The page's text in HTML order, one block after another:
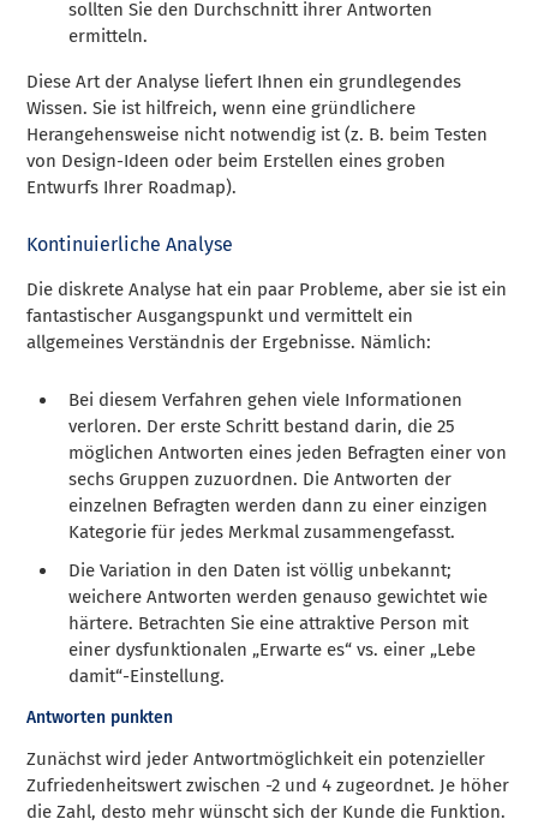
sollten Sie den Durchschnitt ihrer Antworten
ermitteln.
Diese Art der Analyse liefert Ihnen ein grundlegendes
Wissen. Sie ist hilfreich, wenn eine gründlichere
Herangehensweise nicht notwendig ist (z. B. beim Testen
von Design-Ideen oder beim Erstellen eines groben
Entwurfs Ihrer Roadmap).
Kontinuierliche Analyse
Die diskrete Analyse hat ein paar Probleme, aber sie ist ein
fantastischer Ausgangspunkt und vermittelt ein
allgemeines Verständnis der Ergebnisse. Nämlich:
Bei diesem Verfahren gehen viele Informationen
verloren. Der erste Schritt bestand darin, die 25
möglichen Antworten eines jeden Befragten einer von
sechs Gruppen zuzuordnen. Die Antworten der
einzelnen Befragten werden dann zu einer einzigen
Kategorie für jedes Merkmal zusammengefasst.
Die Variation in den Daten ist völlig unbekannt;
weichere Antworten werden genauso gewichtet wie
härtere. Betrachten Sie eine attraktive Person mit
einer dysfunktionalen „Erwarte es“ vs. einer „Lebe
damit“-Einstellung.
Antworten punkten
Zunächst wird jeder Antwortmöglichkeit ein potenzieller
Zufriedenheitswert zwischen -2 und 4 zugeordnet. Je höher
die Zahl, desto mehr wünscht sich der Kunde die Funktion.